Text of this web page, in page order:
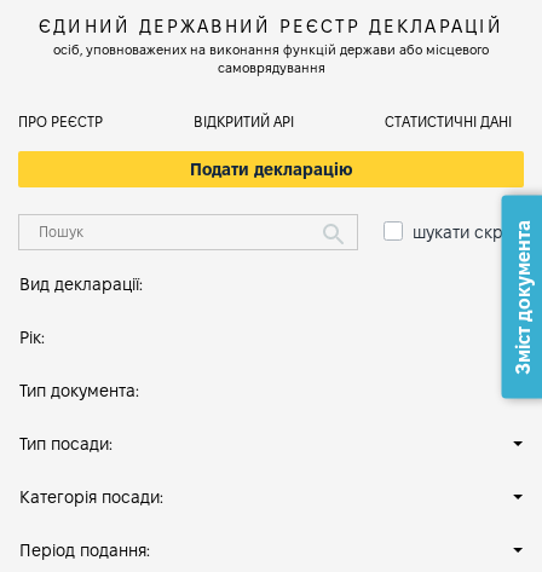
ЄДИНИЙ ДЕРЖАВНИЙ РЕЄСТР ДЕКЛАРАЦІЙ
осіб, уповноважених на виконання функцій держави або місцевого
самоврядування
ПРО РЕЄСТР ВІДКРИТИЙ АРІ СТАТИСТИЧНІ ДАНІ
Подати декларацію
шукати скрізь
Вид декларації:
Рік:
Тип документа:
Тип посади:
Категорія посади:
Період подання:
Зміст документа